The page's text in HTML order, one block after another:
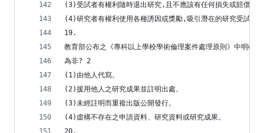
(3)受試者有權利隨時退出研究,且不應該有任何損失或賠償責任
(4)研究者有權利使用各種誘因或獎勵,吸引潛在的研究受試者
19.
教育部公布之《專科以上學校學術倫理案件處理原則》中明確
為非? 2
(1)由他人代寫。
(2)援用他人之研究成果並註明出處。
(3)未經註明而重複出版公開發行。
(4)虛構不存在之申請資料、研究資料或研究成果。
20.